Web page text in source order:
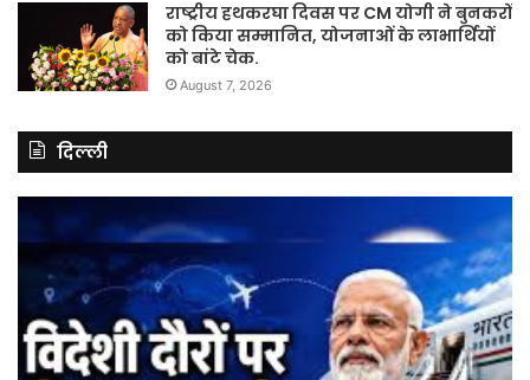
राष्ट्रीय हथकरघा दिवस पर CM योगी ने बुनकरों
को किया सम्मानित, योजनाओं के लाभार्थियों
को बांटे चेक.
August 7, 2026
दिल्ली